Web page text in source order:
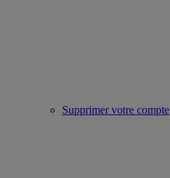
Supprimer votre compte